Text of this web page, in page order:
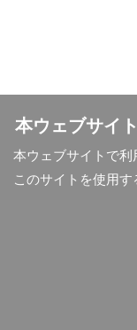
本ウェブサイ
本ウェブサイトで利
このサイトを使用